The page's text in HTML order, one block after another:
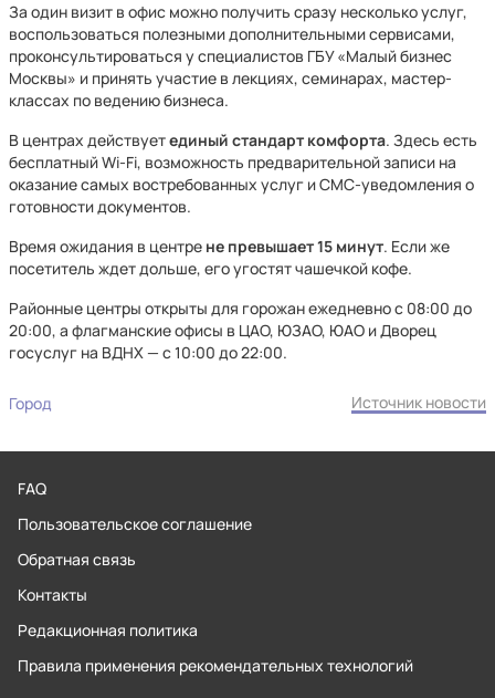
За один визит в офис можно получить сразу несколько услуг,
воспользоваться полезными дополнительными сервисами,
проконсультироваться у специалистов ГБУ «Малый бизнес
Москвы» и принять участие в лекциях, семинарах, мастер-
классах по ведению бизнеса.
В центрах действуетединый стандарт комфорта. Здесь есть
бесплатный Wi-Fi, возможность предварительной записи на
оказание самых востребованных услуг и СМС-уведомления о
готовности документов.
Время ожидания в центре не превышает 15 минут. Если же
посетитель ждет дольше, его угостят чашечкой кофе.
Районные центры открыты для горожан ежедневно с 08:00 до
20:00, а флагманские офисы в ЦАО, ЮЗАО, ЮАО и Дворец
госуслуг на ВДНХ — с 10:00 до 22:00.
Город Источник новости
FAQ
Пользовательское соглашение
Обратная связь
Контакты
Редакционная политика
Правила применения рекомендательных технологий